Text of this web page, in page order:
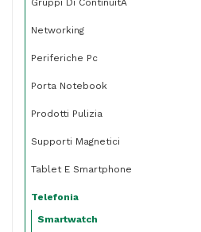
Gruppi Di ContinuitÀ
Networking
Periferiche Pc
Porta Notebook
Prodotti Pulizia
Supporti Magnetici
Tablet E Smartphone
Telefonia
Smartwatch